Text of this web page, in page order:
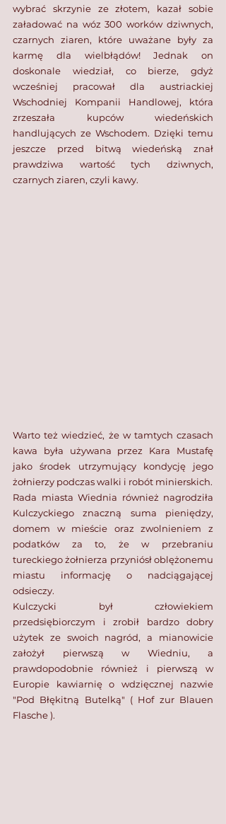
wybrać skrzynie ze złotem, kazał sobie
załadować na wóz 300 worków dziwnych,
czarnych ziaren, które uważane były za
karmę dla wielbłądów! Jednak on
doskonale wiedział, co bierze, gdyż
wcześniej pracował dla austriackiej
Wschodniej Kompanii Handlowej, która
zrzeszała kupców wiedeńskich
handlujących ze Wschodem. Dzięki temu
jeszcze przed bitwą wiedeńską znał
prawdziwa wartość tych dziwnych,
czarnych ziaren, czyli kawy.
Warto też wiedzieć, że w tamtych czasach
kawa była używana przez Kara Mustafę
jako środek utrzymujący kondycję jego
żołnierzy podczas walki i robót minierskich.
Rada miasta Wiednia również nagrodziła
Kulczyckiego znaczną suma pieniędzy,
domem w mieście oraz zwolnieniem z
podatków za to, że w przebraniu
tureckiego żołnierza przyniósł oblężonemu
miastu informację o nadciągającej
odsieczy.
Kulczycki był człowiekiem
przedsiębiorczym i zrobił bardzo dobry
użytek ze swoich nagród, a mianowicie
założył pierwszą w Wiedniu, a
prawdopodobnie również i pierwszą w
Europie kawiarnię o wdzięcznej nazwie
"Pod Błękitną Butelką" ( Hof zur Blauen
Flasche ).